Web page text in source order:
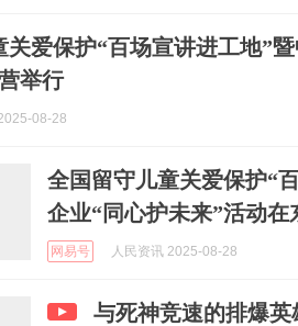
关爱保护“百场宣讲进工地”
举行
08-28
全国留守儿童关爱保护“
企业“同心护未来”活动在
网易号 人民资讯 2025-08-28
与死神竞速的排爆